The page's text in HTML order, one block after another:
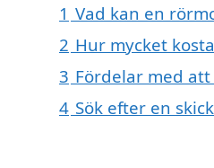
1 Vad kan en
2 Hur mycket
3 Fördelar med
4 Sök efter en